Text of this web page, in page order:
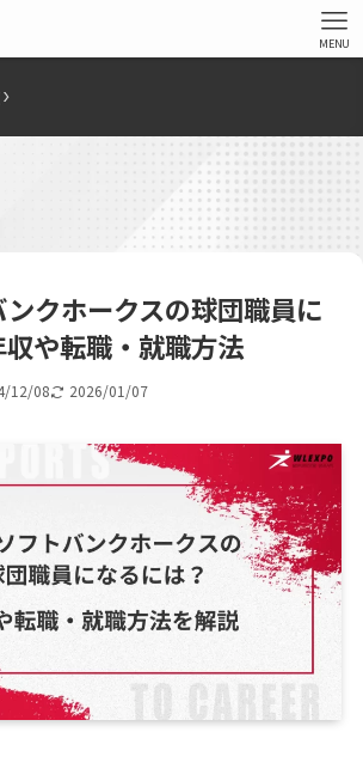
MENU
クホークスの球団職員に
や転職・就職方法
12/08 2026/01/07